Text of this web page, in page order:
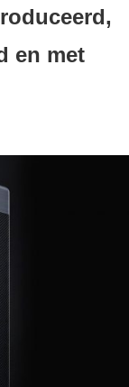
en met